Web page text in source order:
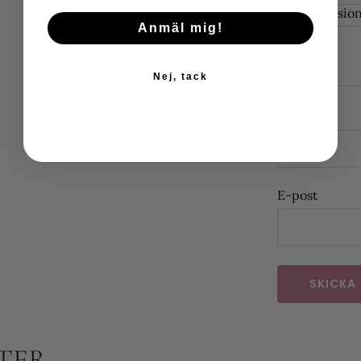
Din
E-post
Anmäl mig!
Nej, tack